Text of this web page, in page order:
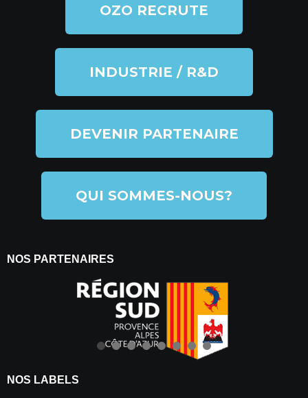
OZO RECRUTE
INDUSTRIE / R&D
DEVENIR PARTENAIRE
QUI SOMMES-NOUS?
NOS PARTENAIRES
NOS LABELS